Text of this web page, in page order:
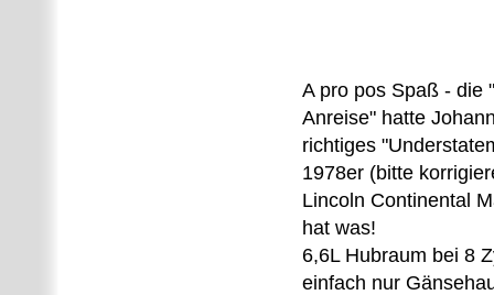
A pro pos Spaß - die
Anreise" hatte
richtiges
1978er (bitte
Lincoln Continental
hat was!
6,6L Hubraum bei 8
einfach nur